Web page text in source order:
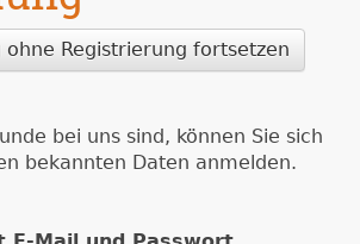
ohne Registrierung fortsetzen
bei uns sind, können Sie sich
bekannten Daten anmelden.